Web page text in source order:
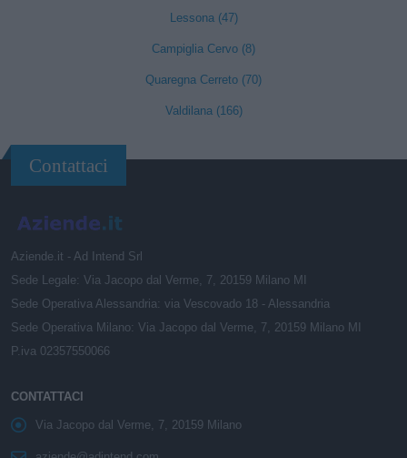
Lessona (47)
Campiglia Cervo (8)
Quaregna Cerreto (70)
Valdilana (166)
Contattaci
Aziende.it - Ad Intend Srl
Sede Legale: Via Jacopo dal Verme, 7, 20159 Milano MI
Sede Operativa Alessandria: via Vescovado 18 - Alessandria
Sede Operativa Milano: Via Jacopo dal Verme, 7, 20159 Milano MI
P.iva 02357550066
CONTATTACI
Via Jacopo dal Verme, 7, 20159 Milano